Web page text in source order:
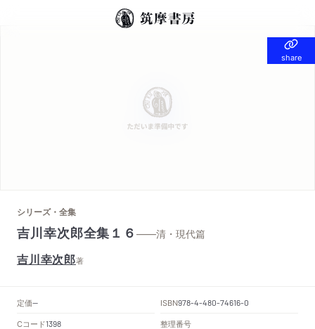
share
share
シリーズ・全集
吉川幸次郎全集１６——清・現代篇
吉川幸次郎著
定価-- ISBN978-4-480-74616-0
Cコード1398
整理番号